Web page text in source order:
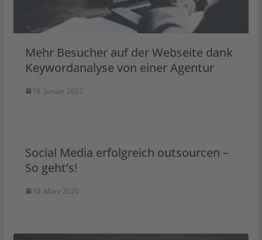
Mehr Besucher auf der Webseite dank
Keywordanalyse von einer Agentur
19. Januar 2022
Social Media erfolgreich outsourcen –
So geht’s!
10. März 2020